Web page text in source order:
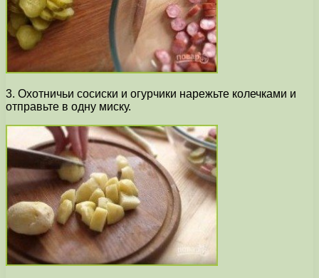
3. Охотничьи сосиски и огурчики нарежьте колечками и
отправьте в одну миску.